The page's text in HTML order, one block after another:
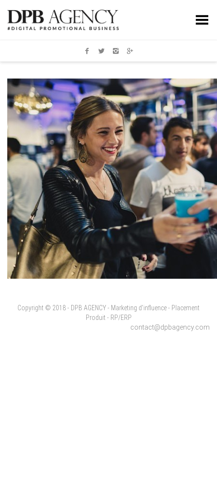
Toggle Menu
Copyright © 2018 - DPB AGENCY - Marketing d'influence - Placement
Produit - RP/ERP
contact@dpbagency.com